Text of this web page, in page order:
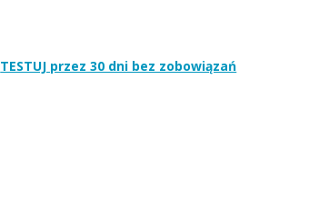
TESTUJ przez 30 dni bez zobowiązań